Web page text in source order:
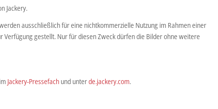
Jackery.
ausschließlich für eine nichtkommerzielle Nutzung im Rahmen einer
Verfügung gestellt. Nur für diesen Zweck dürfen die Bilder ohne weitere
Jackery-Pressefach und unterde.jackery.com.